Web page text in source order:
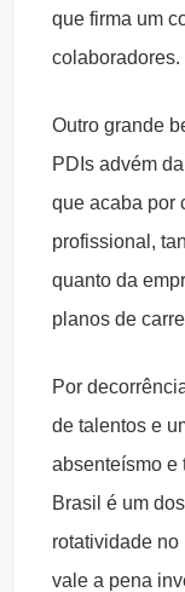
que firma um
colaboradores.
Outro grande
PDIs advém
que acaba por
profissional,
quanto da
planos de
Por
de talentos e
absenteísmo e
Brasil é um
rotatividade no
vale a pena